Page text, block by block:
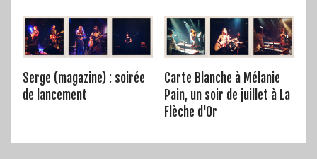
Serge (magazine) : soirée
de lancement
Carte Blanche à Mélanie
Pain, un soir de juillet à La
Flèche d'Or